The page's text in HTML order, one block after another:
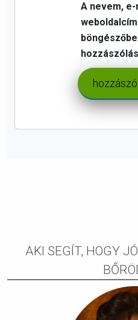
A nevem,
AKI SEGÍT, HOGY